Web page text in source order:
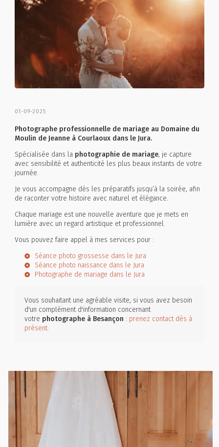
01-09-2025
Photographe professionnelle de mariage au Domaine du
Moulin de Jeanne à Courlaoux dans le Jura.
Spécialisée dans la photographie de mariage, je capture
avec sensibilité et authenticité les plus beaux instants de votre
journée.
Je vous accompagne dès les préparatifs jusqu’à la soirée, afin
de raconter votre histoire avec naturel et élégance.
Chaque mariage est une nouvelle aventure que je mets en
lumière avec un regard artistique et professionnel.
Vous pouvez faire appel à mes services pour :
Séance photo grossesse dans le Jura
Séance photo naissance dans le Jura
Photographe de mariage dans le Jura
Vous souhaitant une agréable visite, si vous avez besoin
d'un complément d'information concernant
votre photographe à Besançon : prenez contact dès à
présent.